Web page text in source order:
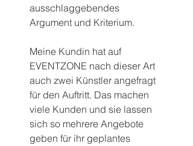
ausschlaggebendes
Argument und Kriterium.
Meine Kundin hat auf
EVENTZONE nach dieser Art
auch zwei Künstler angefragt
für den Auftritt. Das machen
viele Kunden und sie lassen
sich so mehrere Angebote
geben für ihr geplantes